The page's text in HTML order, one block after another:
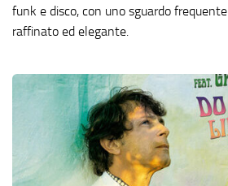
funk e disco, con uno sguardo
raffinato ed elegante.